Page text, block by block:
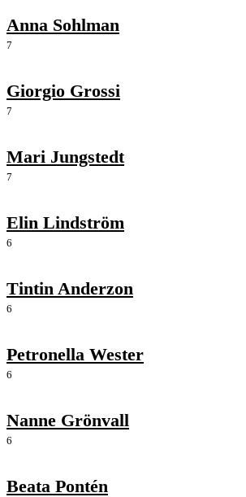
Anna Sohlman
7
Giorgio Grossi
7
Mari Jungstedt
7
Elin Lindström
6
Tintin Anderzon
6
Petronella Wester
6
Nanne Grönvall
6
Beata Pontén